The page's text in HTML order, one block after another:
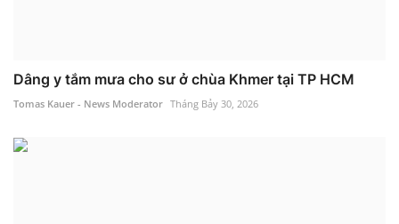
Dâng y tắm mưa cho sư ở chùa Khmer tại TP HCM
Tomas Kauer - News Moderator Tháng Bảy 30, 2026